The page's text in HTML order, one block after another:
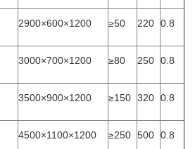
2900×600×1200 ≥50 220 0.8
3000×700×1200 ≥80 250 0.8
3500×900×1200 ≥150 320 0.8
4500×1100×1200 ≥250 500 0.8